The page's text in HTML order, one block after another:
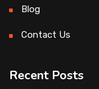
Blog
Contact Us
Recent Posts